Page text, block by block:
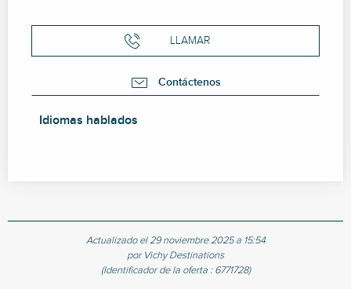
LLAMAR
Contáctenos
Idiomas hablados
Idiomas hablados
Actualizado el 29 noviembre 2025 a 15:54
por Vichy Destinations
(Identificador de la oferta : 6771728)